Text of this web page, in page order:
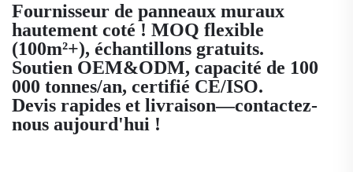
Fournisseur de panneaux muraux
hautement coté ! MOQ flexible
(100m²+), échantillons gratuits.
Soutien OEM&ODM, capacité de 100
000 tonnes/an, certifié CE/ISO.
Devis rapides et livraison—contactez-
nous aujourd'hui !